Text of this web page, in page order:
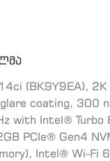
(BK9Y9EA),
coating, 300
with Intel® Turbo
PCIe® Gen4
Intel® Wi-Fi